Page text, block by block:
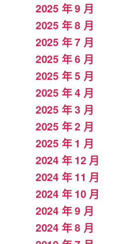
2025 年 9 月
2025 年 8 月
2025 年 7 月
2025 年 6 月
2025 年 5 月
2025 年 4 月
2025 年 3 月
2025 年 2 月
2025 年 1 月
2024 年 12 月
2024 年 11 月
2024 年 10 月
2024 年 9 月
2024 年 8 月